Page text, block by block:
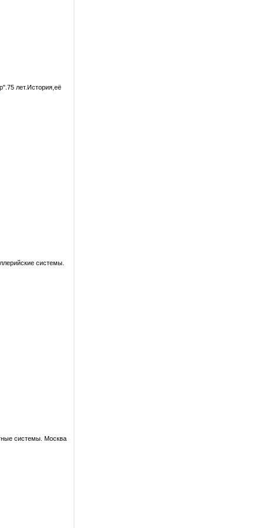
лет.История,её
системы.
системы. Москва